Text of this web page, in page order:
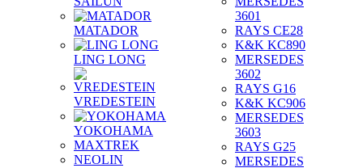
MATADOR
LING LONG
VREDESTEIN
YOKOHAMA
MAXTREK
NEOLIN
3601
RAYS CE28
K&K KC890
MERSEDES
3602
RAYS G16
K&K KC906
MERSEDES
3603
RAYS G25
MERSEDES